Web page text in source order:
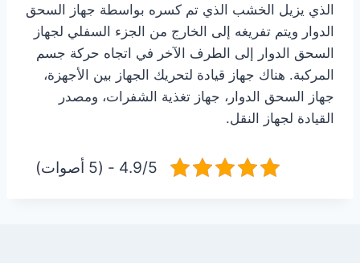
الذي يزيل الخشب الذي تم كسره بواسطة جهاز السحق
الدوار ويتم تفريغه إلى الخارج من الجزء السفلي لجهاز
السحق الدوار إلى الطرف الآخر في اتجاه حركة جسم
المركبة. هناك جهاز قيادة لتحريك الجهاز بين الأجهزة،
جهاز السحق الدوار، جهاز تغذية الشفرات، ومصدر
القيادة لجهاز النقل.
4.9/5 - (5 أصوات)